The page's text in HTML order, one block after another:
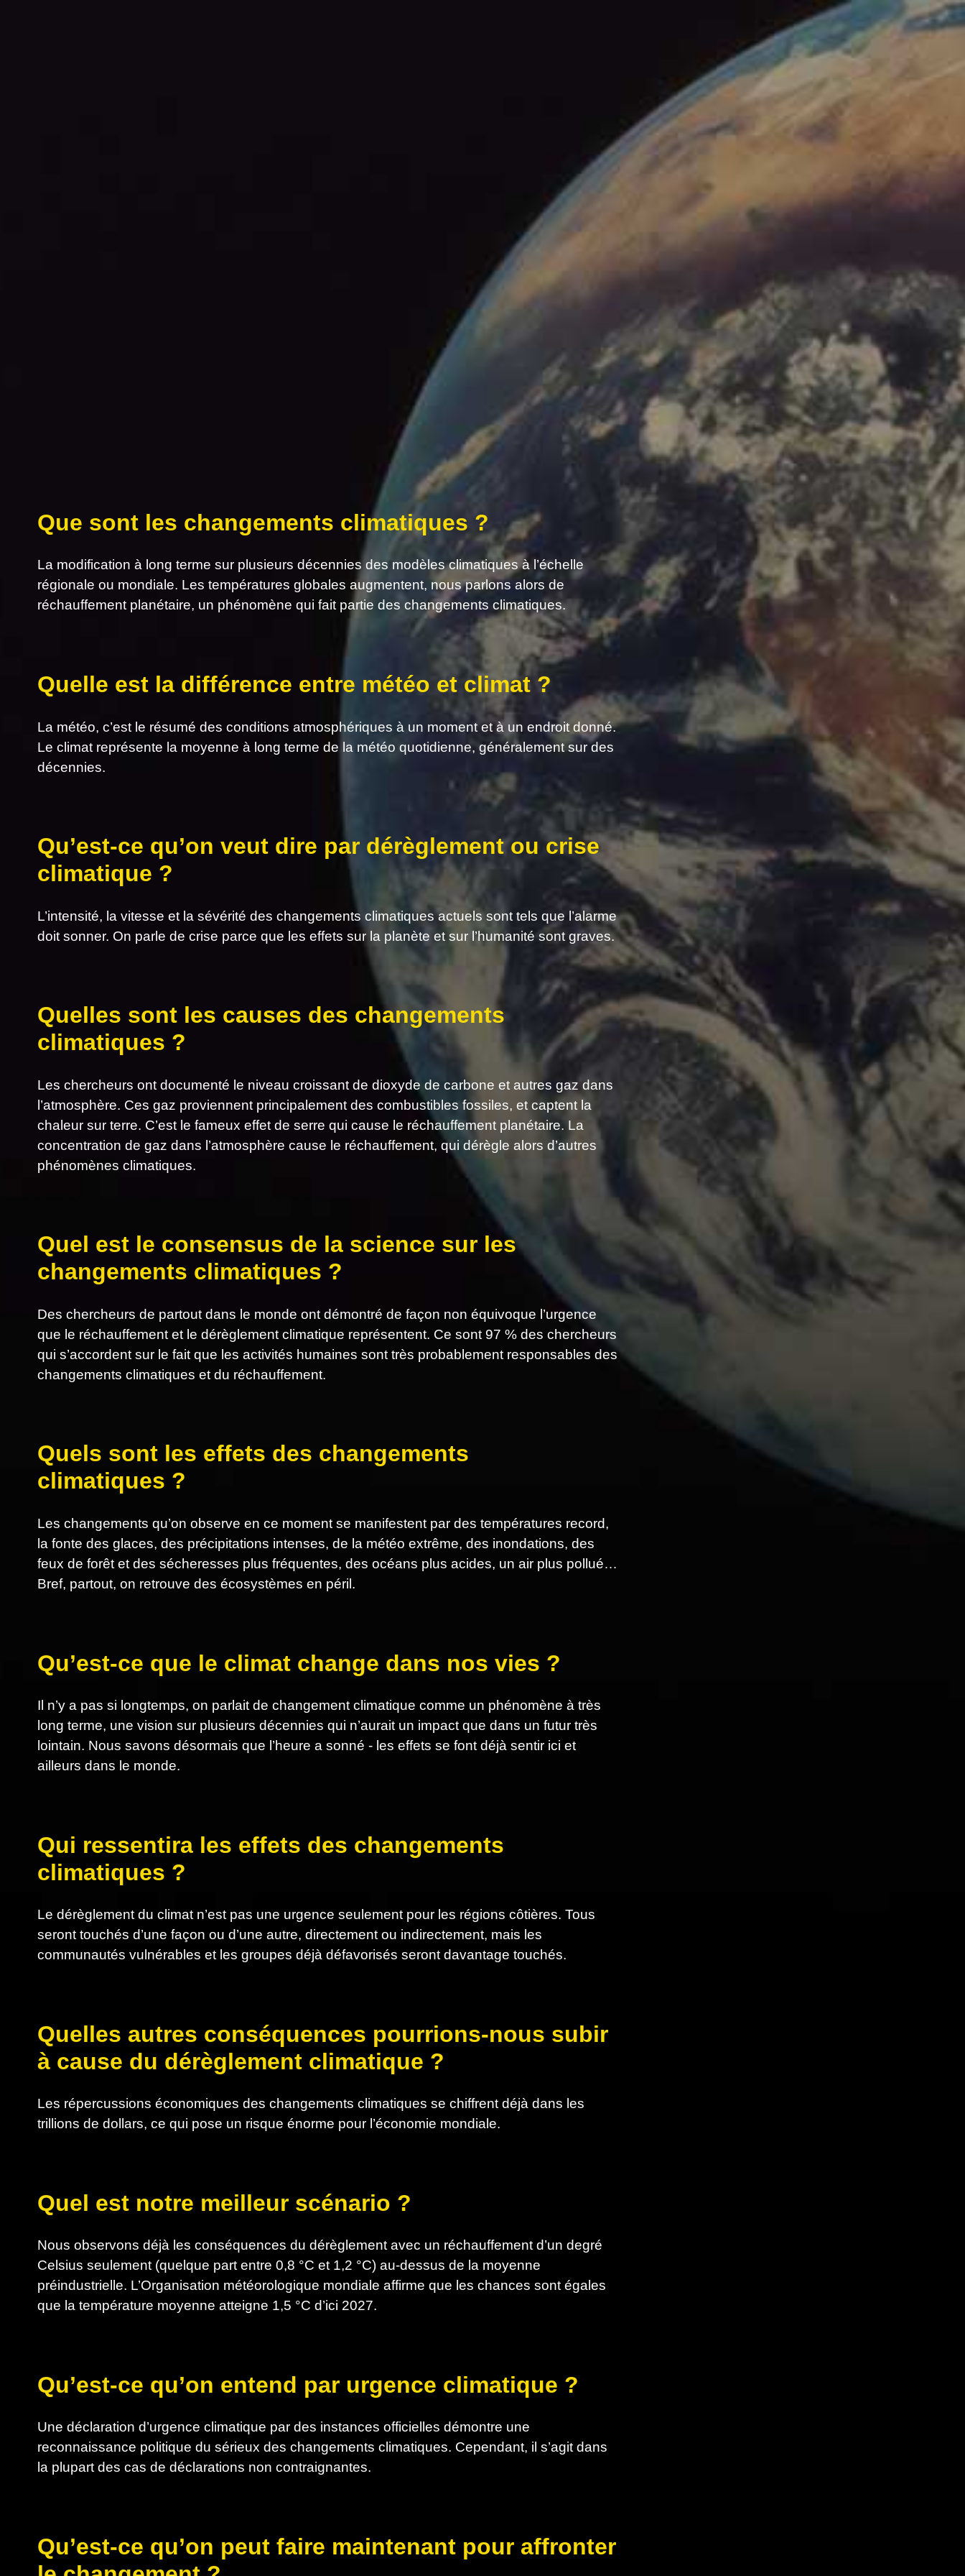
Que sont les changements climatiques ?
La modification à long terme sur plusieurs décennies des modèles climatiques à l’échelle
régionale ou mondiale. Les températures globales augmentent, nous parlons alors de
réchauffement planétaire, un phénomène qui fait partie des changements climatiques.
Quelle est la différence entre météo et climat ?
La météo, c’est le résumé des conditions atmosphériques à un moment et à un endroit donné.
Le climat représente la moyenne à long terme de la météo quotidienne, généralement sur des
décennies.
Qu’est-ce qu’on veut dire par dérèglement ou crise
climatique ?
L’intensité, la vitesse et la sévérité des changements climatiques actuels sont tels que l’alarme
doit sonner. On parle de crise parce que les effets sur la planète et sur l’humanité sont graves.
Quelles sont les causes des changements
climatiques ?
Les chercheurs ont documenté le niveau croissant de dioxyde de carbone et autres gaz dans
l’atmosphère. Ces gaz proviennent principalement des combustibles fossiles, et captent la
chaleur sur terre. C’est le fameux effet de serre qui cause le réchauffement planétaire. La
concentration de gaz dans l’atmosphère cause le réchauffement, qui dérègle alors d’autres
phénomènes climatiques.
Quel est le consensus de la science sur les
changements climatiques ?
Des chercheurs de partout dans le monde ont démontré de façon non équivoque l’urgence
que le réchauffement et le dérèglement climatique représentent. Ce sont 97 % des chercheurs
qui s’accordent sur le fait que les activités humaines sont très probablement responsables des
changements climatiques et du réchauffement.
Quels sont les effets des changements
climatiques ?
Les changements qu’on observe en ce moment se manifestent par des températures record,
la fonte des glaces, des précipitations intenses, de la météo extrême, des inondations, des
feux de forêt et des sécheresses plus fréquentes, des océans plus acides, un air plus pollué…
Bref, partout, on retrouve des écosystèmes en péril.
Qu’est-ce que le climat change dans nos vies ?
Il n’y a pas si longtemps, on parlait de changement climatique comme un phénomène à très
long terme, une vision sur plusieurs décennies qui n’aurait un impact que dans un futur très
lointain. Nous savons désormais que l’heure a sonné - les effets se font déjà sentir ici et
ailleurs dans le monde.
Qui ressentira les effets des changements
climatiques ?
Le dérèglement du climat n’est pas une urgence seulement pour les régions côtières. Tous
seront touchés d’une façon ou d’une autre, directement ou indirectement, mais les
communautés vulnérables et les groupes déjà défavorisés seront davantage touchés.
Quelles autres conséquences pourrions-nous subir
à cause du dérèglement climatique ?
Les répercussions économiques des changements climatiques se chiffrent déjà dans les
trillions de dollars, ce qui pose un risque énorme pour l’économie mondiale.
Quel est notre meilleur scénario ?
Nous observons déjà les conséquences du dérèglement avec un réchauffement d’un degré
Celsius seulement (quelque part entre 0,8 °C et 1,2 °C) au-dessus de la moyenne
préindustrielle. L’Organisation météorologique mondiale affirme que les chances sont égales
que la température moyenne atteigne 1,5 °C d’ici 2027.
Qu’est-ce qu’on entend par urgence climatique ?
Une déclaration d’urgence climatique par des instances officielles démontre une
reconnaissance politique du sérieux des changements climatiques. Cependant, il s’agit dans
la plupart des cas de déclarations non contraignantes.
Qu’est-ce qu’on peut faire maintenant pour affronter